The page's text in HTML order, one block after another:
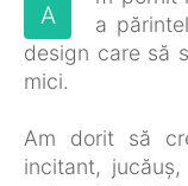
A
a
design care să
mici.
Am dorit să
incitant,